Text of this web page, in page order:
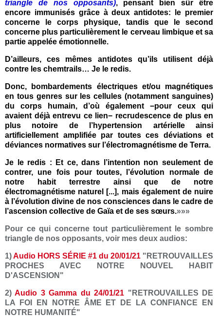
triangle de nos opposants), pensant bien sûr être
encore immunisés grâce à deux antidotes: le premier
concerne le corps physique, tandis que le second
concerne plus particulièrement le cerveau limbique et sa
partie appelée émotionnelle.
D’ailleurs, ces mêmes antidotes qu’ils utilisent déjà
contre les chemtrails… Je le redis.
Donc, bombardements électriques et/ou magnétiques
en tous genres sur les cellules (notamment sanguines)
du corps humain, d’où également −pour ceux qui
avaient déjà entrevu ce lien− recrudescence de plus en
plus notoire de l’hypertension artérielle ainsi
artificiellement amplifiée par toutes ces déviations et
déviances normatives sur l’électromagnétisme de Terra.
Je le redis : Et ce, dans l’intention non seulement de
contrer, une fois pour toutes, l’évolution normale de
notre habit terrestre ainsi que de notre
électromagnétisme naturel [...], mais également de nuire
à l’évolution divine de nos consciences dans le cadre de
l’ascension collective de Gaïa et de ses sœurs.»»»
Pour ce qui concerne tout particulièrement le sombre
triangle de nos opposants, voir mes deux audios:
1)Audio HORS SÉRIE #1 du 20/01/21 "RETROUVAILLES
PROCHES AVEC NOTRE NOUVEL HABIT
D'ASCENSION"
2)Audio 3 Gamma du 24/01/21 "RETROUVAILLES DE
LA FOI EN NOTRE ÂME ET DE LA CONFIANCE EN
NOTRE HUMANITÉ"